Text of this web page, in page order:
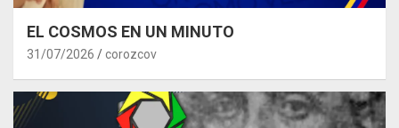
EL COSMOS EN UN MINUTO
31/07/2026 corozcov